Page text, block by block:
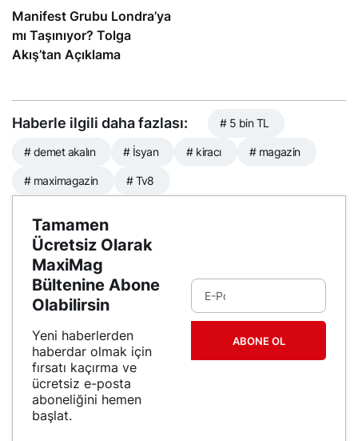
Manifest Grubu Londra’ya
mı Taşınıyor? Tolga
Akış’tan Açıklama
Haberle ilgili daha fazlası: # 5 bin TL
# demet akalın # İsyan # kiracı # magazin
# maximagazin # Tv8
Tamamen
Ücretsiz Olarak
MaxiMag
Bültenine Abone
Olabilirsin
Yeni haberlerden
haberdar olmak için
fırsatı kaçırma ve
ücretsiz e-posta
aboneliğini hemen
başlat.
ABONE OL